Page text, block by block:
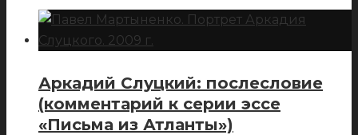
Аркадий Слуцкий: послесловие
(комментарий к серии эссе
«Письма из Атланты»)